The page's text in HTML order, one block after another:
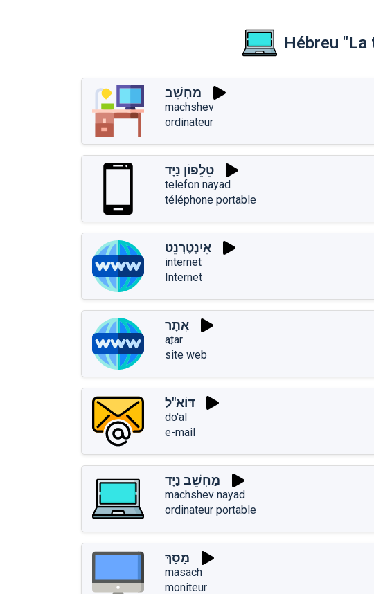
Hébreu
מַחְשֵׁב
machshev
ordinateur
טֵלֵפוֹן נַיָּד
telefon nayad
téléphone portable
אִינְטֶרְנֵט
internet
Internet
אֲתָר
aֲtar
site web
דּוֹאַ"ל
do'al
e-mail
מַחְשֵׁב נַיָּד
machshev nayad
ordinateur portable
מָסָךְ
masach
moniteur